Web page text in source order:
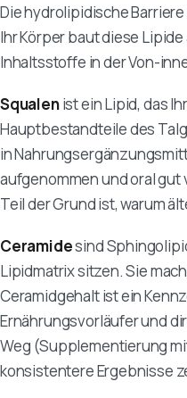
Die hydrolipidische
Ihr Körper baut diese
Inhaltsstoffe in der Von-
Squalenist ein Lipid, das
Hauptbestandteile des
in
aufgenommen und oral gut
Teil der Grund ist, warum
Ceramidesind
Lipidmatrix sitzen. Sie
Ceramidgehalt ist ein
Ernährungsvorläufer und
Weg (Supplementierung
konsistentere Ergebnisse